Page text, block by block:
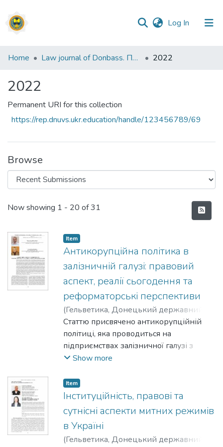
Log In (current)
Communities
Collections
All of DSpace
Statistics
Home Law journal of Donbass. Правовий часопис Донбасу 2022
2022
Permanent URI for this collection
https://rep.dnuvs.ukr.education/handle/123456789/69
Browse
Recent Submissions
Now showing 1 - 20 of 31
Item
Антикорупційна політика в
залізничній галузі: правовий
аспект, реалії сьогодення та
реформаторські перспективи
(Гельветика, Донецький державний
університет внутрішніх справ,2022)
Кадала В. В.; Гузенко О. П. ;Kadala V. V.
Guzenko O. P.
Статтю присвячено антикорупційній
політиці, яка проводиться на
підприємствах залізничної галузі з
урахуванням правового аспекту, реалій
перспектив. Визначено сутнісний зміст
понятійної категорії «антикорупційна
політика» та надано авторську позицію
щодо її тлумачення з урахуванням
особливостей функціонування
підприємств залізничної галузі.
Show more
Item
Інституційність, правові та
сутнісні аспекти митних режимів
в Україні
(Гельветика, Донецький державний